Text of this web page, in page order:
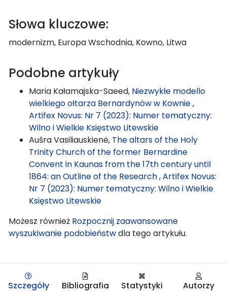
Słowa kluczowe:
modernizm, Europa Wschodnia, Kowno, Litwa
Podobne artykuły
Maria Kałamajska-Saeed, Niezwykłe modello
wielkiego ołtarza Bernardynów w Kownie,
Artifex Novus: Nr 7 (2023): Numer tematyczny:
Wilno i Wielkie Księstwo Litewskie
Aušra Vasiliauskienė, The altars of the Holy
Trinity Church of the former Bernardine
Convent in Kaunas from the 17th century until
1864: an Outline of the Research,Artifex Novus:
Nr 7 (2023): Numer tematyczny: Wilno i Wielkie
Księstwo Litewskie
Możesz również Rozpocznij zaawansowane
wyszukiwanie podobieństwdla tego artykułu.
Szczegóły Bibliografia Statystyki Autorzy